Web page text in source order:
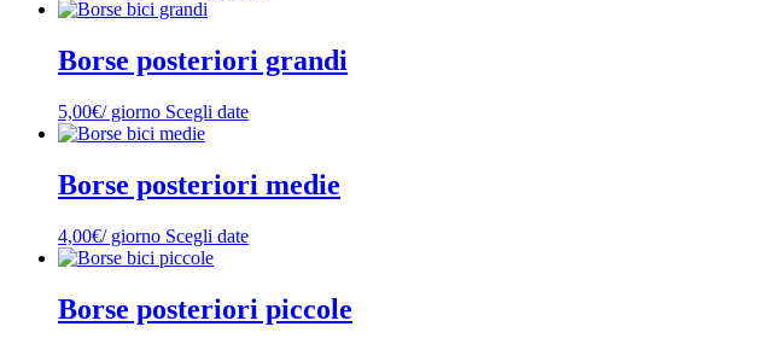
Borse posteriori grandi
5,00€/ giorno Scegli date
Borse posteriori medie
4,00€/ giorno Scegli date
Borse posteriori piccole